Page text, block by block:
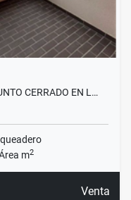
CERRADO EN L…
m2
Venta